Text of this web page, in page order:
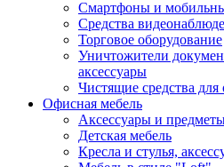
Смартфоны и
Средства
Торговое оборудование
Уничтожители
аксессуары
Чистящие средства для
Офисная мебель
Аксессуары и
Детская мебель
Кресла и стулья,